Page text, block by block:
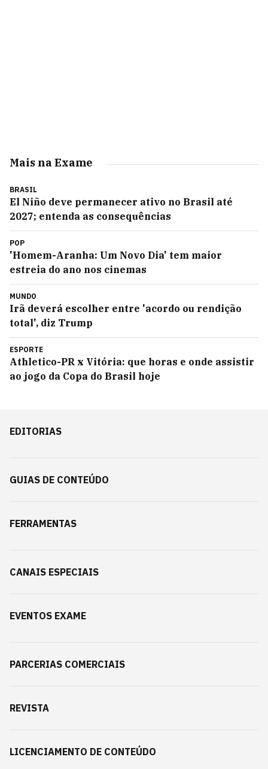
Mais na Exame
BRASIL
El Niño deve permanecer ativo no Brasil até
2027; entenda as consequências
POP
'Homem-Aranha: Um Novo Dia' tem maior
estreia do ano nos cinemas
MUNDO
Irã deverá escolher entre 'acordo ou rendição
total', diz Trump
ESPORTE
Athletico-PR x Vitória: que horas e onde assistir
ao jogo da Copa do Brasil hoje
EDITORIAS
GUIAS DE CONTEÚDO
FERRAMENTAS
CANAIS ESPECIAIS
EVENTOS EXAME
PARCERIAS COMERCIAIS
REVISTA
LICENCIAMENTO DE CONTEÚDO